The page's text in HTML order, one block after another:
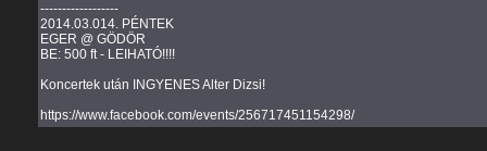
------------------
2014.03.014. PÉNTEK
EGER @ GÖDÖR
BE: 500 ft - LEIHATÓ!!!!
Koncertek után INGYENES Alter Dizsi!
https://www.facebook.com/events/256717451154298/